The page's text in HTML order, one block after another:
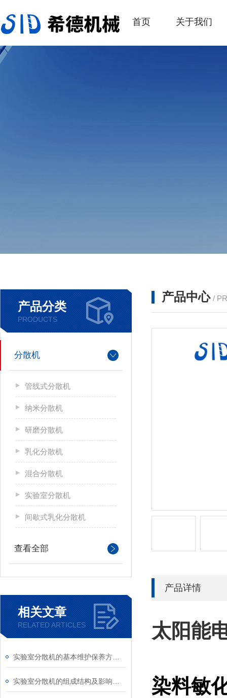
首页 关于我们
产品分类
PRODUCTS
分散机
管线式分散机
纳米分散机
研磨分散机
乳化分散机
混合分散机
实验室分散机
间歇式乳化分散机
查看全部
相关文章
RELATED ARTICLES
产品中心 /
产品详情
太阳能
染料敏